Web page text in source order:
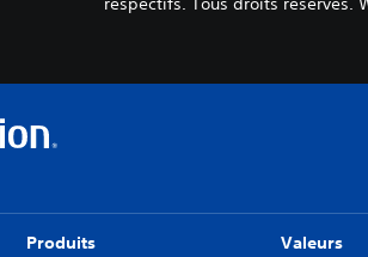
Produits Valeurs